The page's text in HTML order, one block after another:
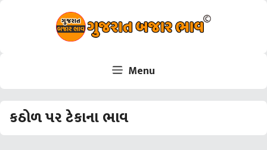
Skip
Menu
કઠોળ પર ટેકાના ભાવ